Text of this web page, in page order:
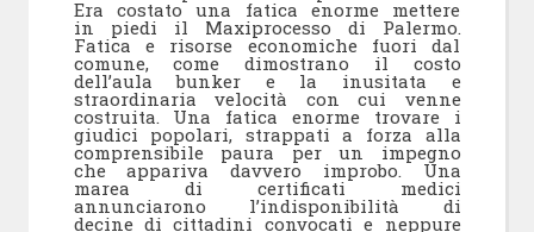
Era costato una fatica enorme mettere
in piedi il Maxiprocesso di Palermo.
Fatica e risorse economiche fuori dal
comune, come dimostrano il costo
dell’aula bunker e la inusitata e
straordinaria velocità con cui venne
costruita. Una fatica enorme trovare i
giudici popolari, strappati a forza alla
comprensibile paura per un impegno
che appariva davvero improbo. Una
marea di certificati medici
annunciarono l’indisponibilità di
decine di cittadini convocati e neppure